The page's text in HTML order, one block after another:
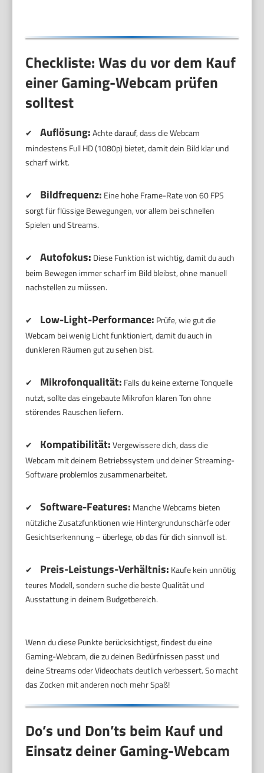
Checkliste: Was du vor dem Kauf
einer Gaming-Webcam prüfen
solltest
✔ Auflösung:Achte darauf, dass die Webcam
mindestens Full HD (1080p) bietet, damit dein Bild klar und
scharf wirkt.
✔ Bildfrequenz: Eine hohe Frame-Rate von 60 FPS
sorgt für flüssige Bewegungen, vor allem bei schnellen
Spielen und Streams.
✔ Autofokus: Diese Funktion ist wichtig, damit du auch
beim Bewegen immer scharf im Bild bleibst, ohne manuell
nachstellen zu müssen.
✔ Low-Light-Performance: Prüfe, wie gut die
Webcam bei wenig Licht funktioniert, damit du auch in
dunkleren Räumen gut zu sehen bist.
✔ Mikrofonqualität: Falls du keine externe Tonquelle
nutzt, sollte das eingebaute Mikrofon klaren Ton ohne
störendes Rauschen liefern.
✔ Kompatibilität:Vergewissere dich, dass die
Webcam mit deinem Betriebssystem und deiner Streaming-
Software problemlos zusammenarbeitet.
✔ Software-Features: Manche Webcams bieten
nützliche Zusatzfunktionen wie Hintergrundunschärfe oder
Gesichtserkennung – überlege, ob das für dich sinnvoll ist.
✔ Preis-Leistungs-Verhältnis: Kaufe kein unnötig
teures Modell, sondern suche die beste Qualität und
Ausstattung in deinem Budgetbereich.
Wenn du diese Punkte berücksichtigst, findest du eine
Gaming-Webcam, die zu deinen Bedürfnissen passt und
deine Streams oder Videochats deutlich verbessert. So macht
das Zocken mit anderen noch mehr Spaß!
Do’s und Don’ts beim Kauf und
Einsatz deiner Gaming-Webcam